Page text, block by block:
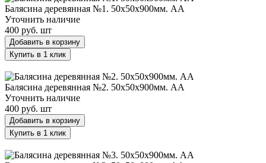
Балясина деревянная №1. 50х50х900мм. AA
Уточнить наличие
400 руб. шт
Добавить в корзину
Купить в 1 клик
Балясина деревянная №2. 50х50х900мм. AA
Уточнить наличие
400 руб. шт
Добавить в корзину
Купить в 1 клик